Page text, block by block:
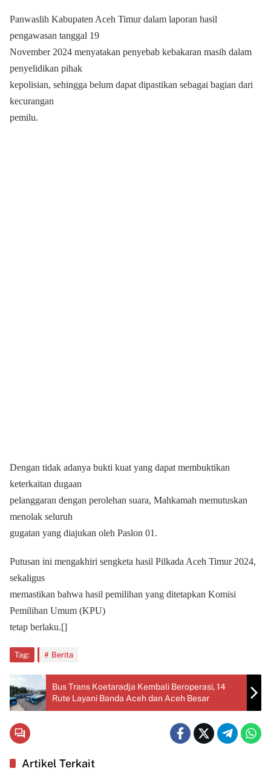
Panwaslih Kabupaten Aceh Timur dalam laporan hasil
pengawasan tanggal 19
November 2024 menyatakan penyebab kebakaran masih dalam
penyelidikan pihak
kepolisian, sehingga belum dapat dipastikan sebagai bagian dari
kecurangan
pemilu.
Dengan tidak adanya bukti kuat yang dapat membuktikan
keterkaitan dugaan
pelanggaran dengan perolehan suara, Mahkamah memutuskan
menolak seluruh
gugatan yang diajukan oleh Paslon 01.
Putusan ini mengakhiri sengketa hasil Pilkada Aceh Timur 2024,
sekaligus
memastikan bahwa hasil pemilihan yang ditetapkan Komisi
Pemilihan Umum (KPU)
tetap berlaku.[]
Tag: Berita
Bus Trans Koetaradja Kembali Beroperasi, 14
Rute Layani Banda Aceh dan Aceh Besar
Artikel Terkait